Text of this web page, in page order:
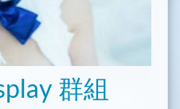
群組